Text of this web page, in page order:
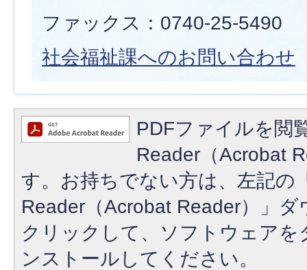
ファックス：0740-25-5490
社会福祉課へのお問い合わせ
PDFファイルを閲
Reader（Acrobat
す。お持ちでない方は、左記の
Reader（Acrobat Reader）」
クリックして、ソフトウェア
ンストールしてください。